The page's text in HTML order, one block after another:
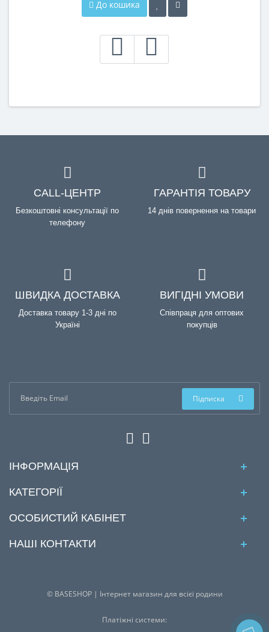
До кошика
CALL-ЦЕНТР
Безкоштовні консультації по
телефону
ГАРАНТІЯ ТОВАРУ
14 днів повернення на товари
ШВИДКА ДОСТАВКА
Доставка товару 1-3 дні по
Україні
ВИГІДНІ УМОВИ
Співпраця для оптових
покупців
Підписка
ІНФОРМАЦІЯ
КАТЕГОРІЇ
ОСОБИСТИЙ КАБІНЕТ
НАШІ КОНТАКТИ
© BASESHOP | Інтернет магазин для всієї родини
Платіжні системи: